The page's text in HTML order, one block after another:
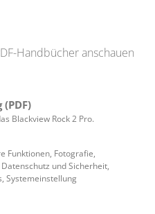
Handbücher anschauen
Blackview Rock 2 Pro.
Funktionen, Fotografie,
und Sicherheit,
Systemeinstellung